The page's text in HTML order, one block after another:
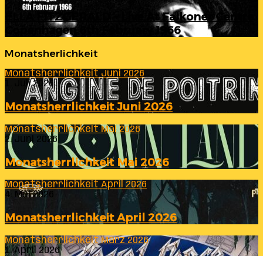
ELLA FITZGERALD – Live At Falkoner Centre
Copenhagen 6th February 1966
Monatsherlichkeit
Monatsherrlichkeit Juni 2026
1. Juli 2026
Monatsherrlichkeit Juni 2026
Monatsherrlichkeit Mai 2026
2. Juni 2026
Monatsherrlichkeit Mai 2026
Monatsherrlichkeit April 2026
4. Mai 2026
Monatsherrlichkeit April 2026
Monatsherrlichkeit März 2026
1. April 2026